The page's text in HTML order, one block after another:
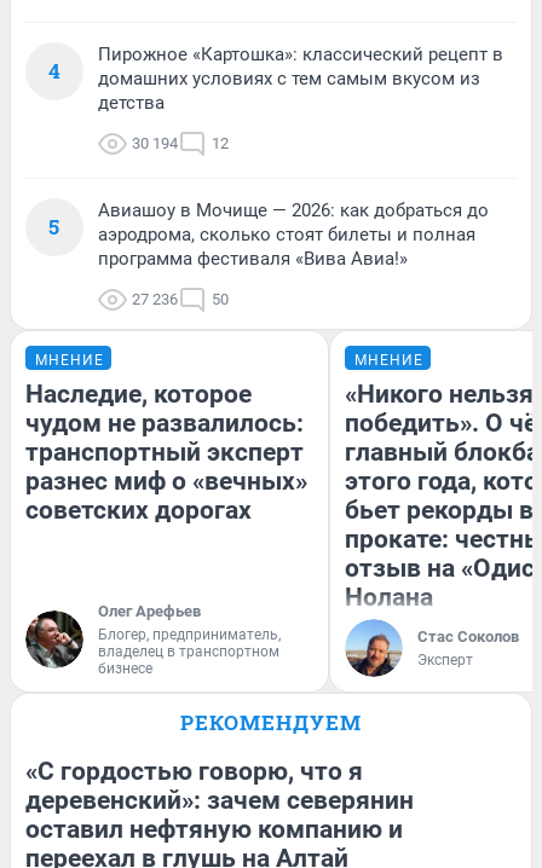
4
Пирожное «Картошка»: классический рецепт в
домашних условиях с тем самым вкусом из
детства
30 194 12
5
Авиашоу в Мочище — 2026: как добраться до
аэродрома, сколько стоят билеты и полная
программа фестиваля «Вива Авиа!»
27 236 50
МНЕНИЕ
Наследие, которое
чудом не развалилось:
транспортный эксперт
разнес миф о «вечных»
советских дорогах
Олег Арефьев
Блогер, предприниматель,
владелец в транспортном
бизнесе
МНЕНИЕ
«Никого нельзя
победить». О
главный
этого года,
бьет рекорды в
прокате:
отзыв на
Нолана
Стас Соколов
Эксперт
РЕКОМЕНДУЕМ
«С гордостью говорю, что я
деревенский»: зачем северянин
оставил нефтяную компанию и
переехал в глушь на Алтай